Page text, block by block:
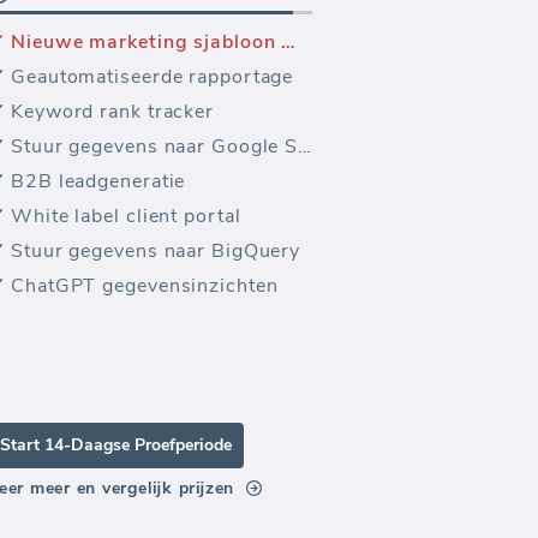
Geautomatiseerde rapportage
Keyword rank tracker
Stuur gegevens naar Google Sheets
B2B leadgeneratie
White label client portal
Stuur gegevens naar BigQuery
ChatGPT gegevensinzichten
Start 14-Daagse Proefperiode
meer en vergelijk prijzen